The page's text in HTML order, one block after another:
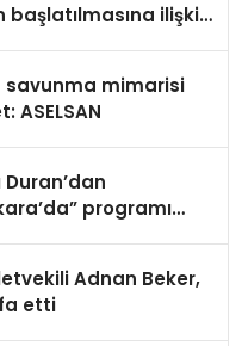
başlatılmasına ilişkin
savunma mimarisi
ASELSAN
programı
Adnan Beker,
etti